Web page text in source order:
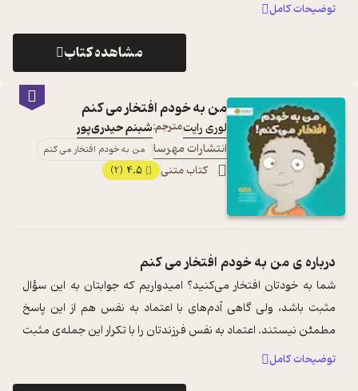
توضیحات کامل
مشاهده کتاب
من به خودم افتخار می کنم
لوری رایتمترجم:شبنم حیدری‌پور
انتشارات مهرسا
من به خودم افتخار می کنم
کتاب متنی 4.5
(2)
درباره یمن به خودم افتخار می کنم
شما به خودتان افتخار می‌کنید؟ امیدواریم که جوابتان به این سؤال‌
مثبت باشد، ولی گاهی آدم‌های با اعتماد به نفس هم از این پاسخ
مطمئن نیستند. اعتماد به نفس فرزندتان را با تکرار این جمله‌ی مثبت
بالا ببرید ... ...
توضیحات کامل